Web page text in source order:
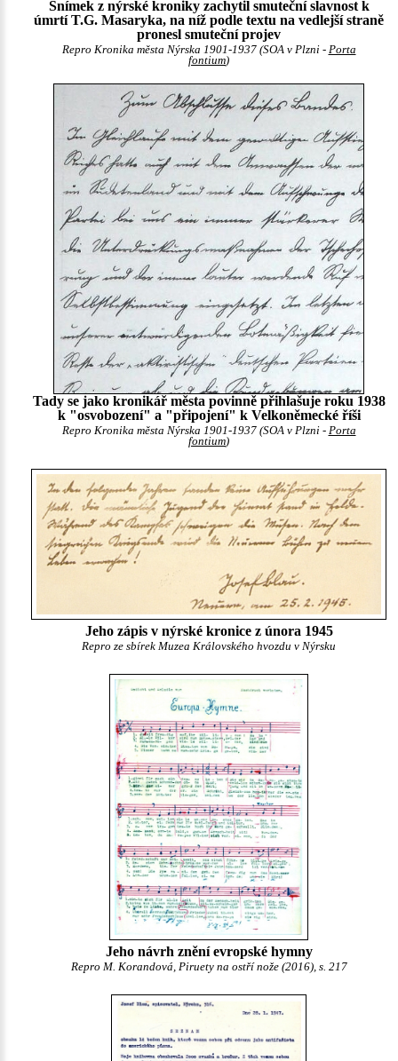
Snímek z nýrské kroniky zachytil smuteční slavnost k
úmrtí T.G. Masaryka, na níž podle textu na vedlejší straně
pronesl smuteční projev
Repro Kronika města Nýrska 1901-1937 (SOA v Plzni - Porta
fontium)
Tady se jako kronikář města povinně přihlašuje roku 1938
k "osvobození" a "připojení" k Velkoněmecké říši
Repro Kronika města Nýrska 1901-1937 (SOA v Plzni - Porta
fontium)
Jeho zápis v nýrské kronice z února 1945
Repro ze sbírek Muzea Královského hvozdu v Nýrsku
Jeho návrh znění evropské hymny
Repro M. Korandová, Piruety na ostří nože (2016), s. 217